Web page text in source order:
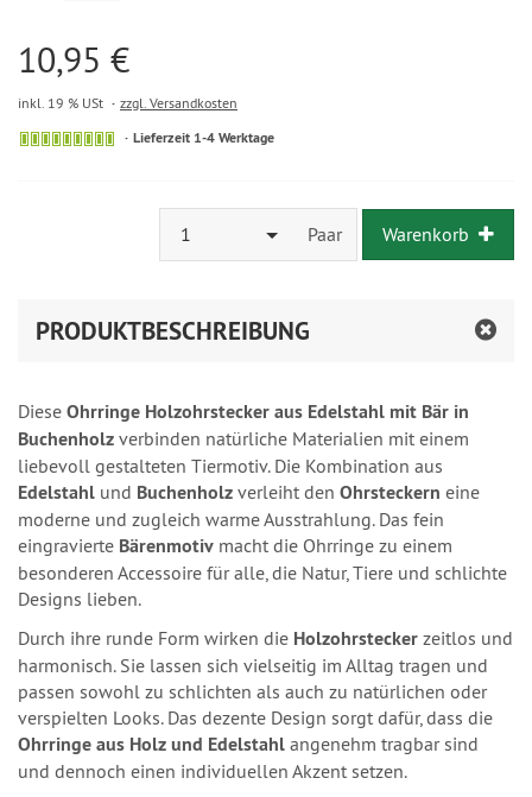
10,95 €
inkl. 19 % USt zzgl. Versandkosten
Lieferzeit 1-4 Werktage
1 Paar Warenkorb
PRODUKTBESCHREIBUNG
Diese Ohrringe Holzohrstecker aus Edelstahl mit Bär in
Buchenholz verbinden natürliche Materialien mit einem
liebevoll gestalteten Tiermotiv. Die Kombination aus
Edelstahl und Buchenholz verleiht den Ohrsteckern eine
moderne und zugleich warme Ausstrahlung. Das fein
eingravierte Bärenmotiv macht die Ohrringe zu einem
besonderen Accessoire für alle, die Natur, Tiere und schlichte
Designs lieben.
Durch ihre runde Form wirken die Holzohrstecker zeitlos und
harmonisch. Sie lassen sich vielseitig im Alltag tragen und
passen sowohl zu schlichten als auch zu natürlichen oder
verspielten Looks. Das dezente Design sorgt dafür, dass die
Ohrringe aus Holz und Edelstahl angenehm tragbar sind
und dennoch einen individuellen Akzent setzen.